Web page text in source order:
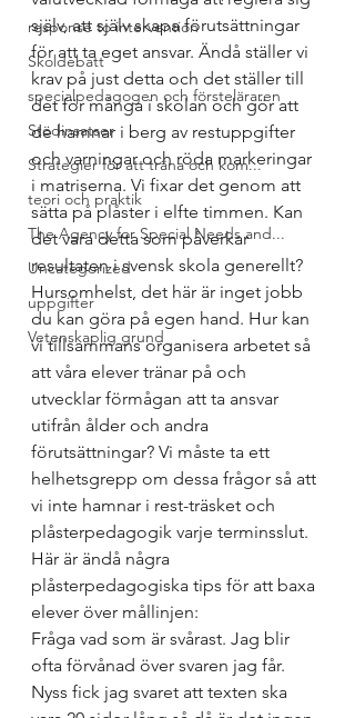
response to intervention
Skoldebatt
specialpedagogen och försteläraren
Stödinsatser
Strategier för att träna och kom...
teori och praktik
The Agency for Special Needs and...
Uncategorized
uppgifter
Vetenskaplig grund
själv, att själv skapa förutsättningar
för att ta eget ansvar. Ändå ställer vi
krav på just detta och det ställer till
det för många i skolan och gör att
de hamnar i berg av restuppgifter
och varningar och röda markeringar
i matriserna. Vi fixar det genom att
sätta på plåster i elfte timmen. Kan
det vara detta som påverkar
resultaten i svensk skola generellt?
Hursomhelst, det här är inget jobb
du kan göra på egen hand. Hur kan
vi tillsammans organisera arbetet så
att våra elever tränar på och
utvecklar förmågan att ta ansvar
utifrån ålder och andra
förutsättningar? Vi måste ta ett
helhetsgrepp om dessa frågor så att
vi inte hamnar i rest-träsket och
plåsterpedagogik varje terminsslut.
Här är ändå några
plåsterpedagogiska tips för att baxa
elever över mållinjen:
Fråga vad som är svårast. Jag blir
ofta förvånad över svaren jag får.
Nyss fick jag svaret att texten ska